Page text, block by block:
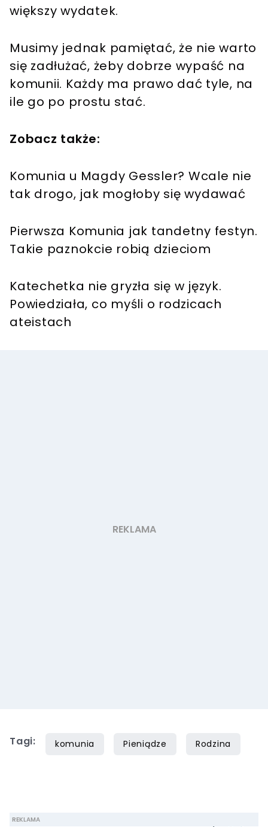
większy wydatek.
Musimy jednak pamiętać, że nie warto
się zadłużać, żeby dobrze wypaść na
komunii. Każdy ma prawo dać tyle, na
ile go po prostu stać.
Zobacz także:
Komunia u Magdy Gessler? Wcale nie
tak drogo, jak mogłoby się wydawać
Pierwsza Komunia jak tandetny festyn.
Takie paznokcie robią dzieciom
Katechetka nie gryzła się w język.
Powiedziała, co myśli o rodzicach
ateistach
Tagi: komunia Pieniądze Rodzina